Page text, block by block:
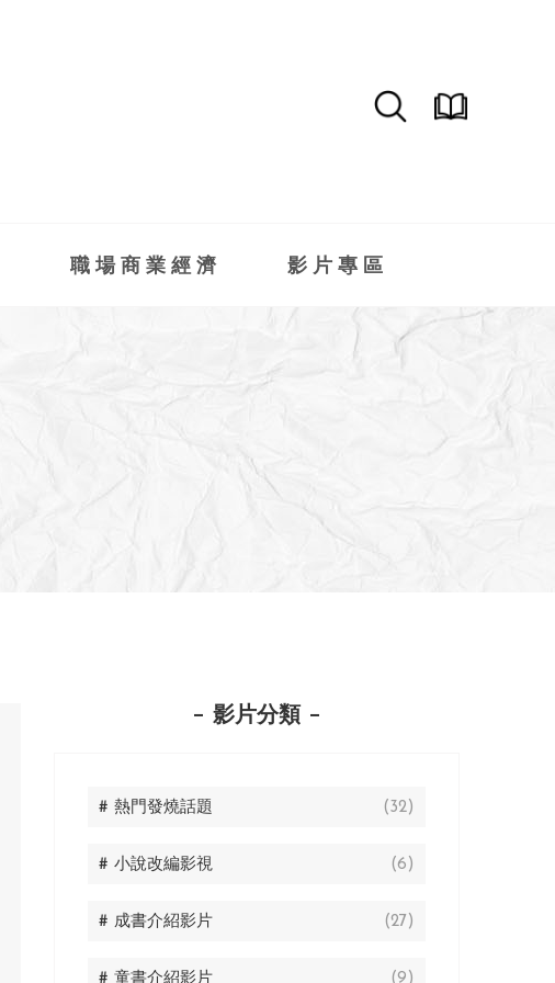
職場商業經濟 影片專區
影片分類
# 熱門發燒話題 (32)
# 小說改編影視 (6)
# 成書介紹影片 (27)
# 童書介紹影片 (9)